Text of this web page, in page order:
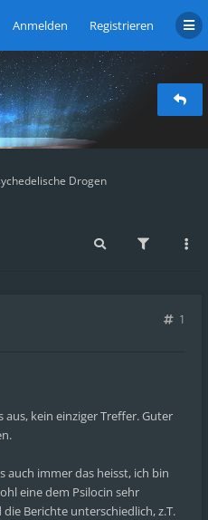
Anmelden Registrieren
Drogen
1
kein einziger Treffer. Guter
auch immer das heisst, ich bin
eine dem Psilocin sehr
Berichte unterschiedlich, z.T.